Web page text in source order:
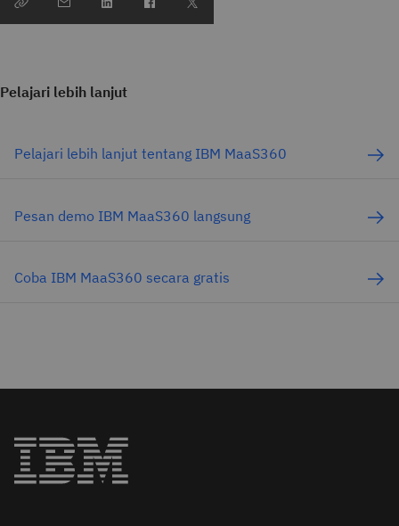
Pelajari lebih lanjut
Pelajari lebih lanjut tentang IBM MaaS360
Pesan demo IBM MaaS360 langsung
Coba IBM MaaS360 secara gratis